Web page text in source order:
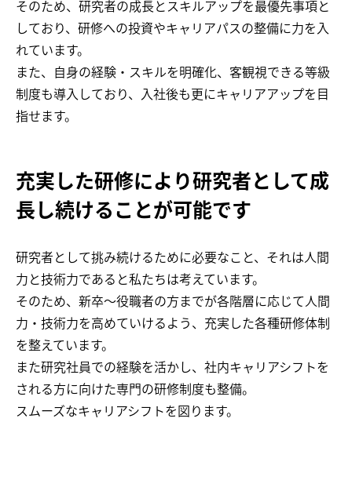
そのため、研究者の成長とスキルアップを最優先事項と
しており、研修への投資やキャリアパスの整備に力を入
れています。
また、自身の経験・スキルを明確化、客観視できる等級
制度も導入しており、入社後も更にキャリアアップを目
指せます。
充実した研修により研究者として成
長し続けることが可能です
研究者として挑み続けるために必要なこと、それは人間
力と技術力であると私たちは考えています。
そのため、新卒〜役職者の方までが各階層に応じて人間
力・技術力を高めていけるよう、充実した各種研修体制
を整えています。
また研究社員での経験を活かし、社内キャリアシフトを
される方に向けた専門の研修制度も整備。
スムーズなキャリアシフトを図ります。